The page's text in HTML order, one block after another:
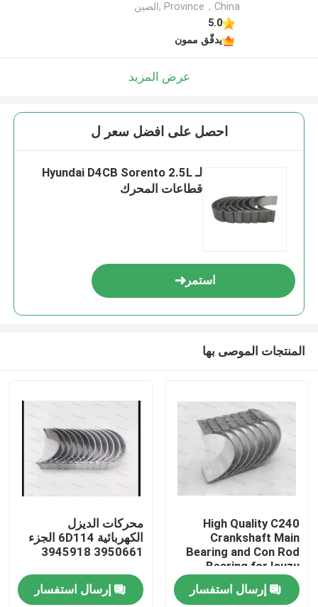
المنزل
Province，China ,الصين
5.0
يدقّق ممون
عرض المزيد
احصل على افضل سعر ل
لـ Hyundai D4CB Sorento 2.5L
قطاعات المحرك
استمر
المنتجات الموصى بها
High Quality C240
Crankshaft Main
Bearing and Con Rod
Bearing for Isuzu
Motor Diesel Engine
Part
إرسال استفسار
محركات الديزل
الكهربائية 6D114 الجزء
3950661 3945918
إرسال استفسار